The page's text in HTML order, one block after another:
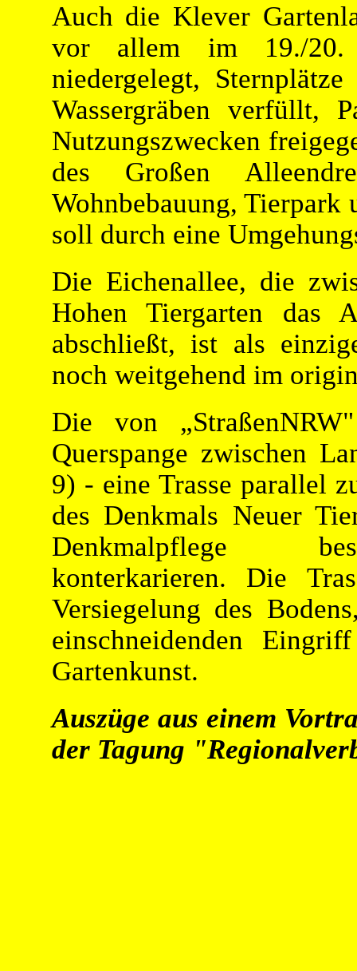
Auch die Klever
vor allem im 19./20.
niedergelegt,
Wassergräben verfüllt,
Nutzungszwecken
des Großen
Wohnbebauung, Tierpark
soll durch eine
Die Eichenallee, die
Hohen Tiergarten das
abschließt, ist als
noch weitgehend im
Die von
Querspange zwischen
9) - eine Trasse parallel
des Denkmals Neuer
Denkmalpflege
konterkarieren. Die
Versiegelung des
einschneidenden
Gartenkunst.
Auszüge aus einem
der Tagung